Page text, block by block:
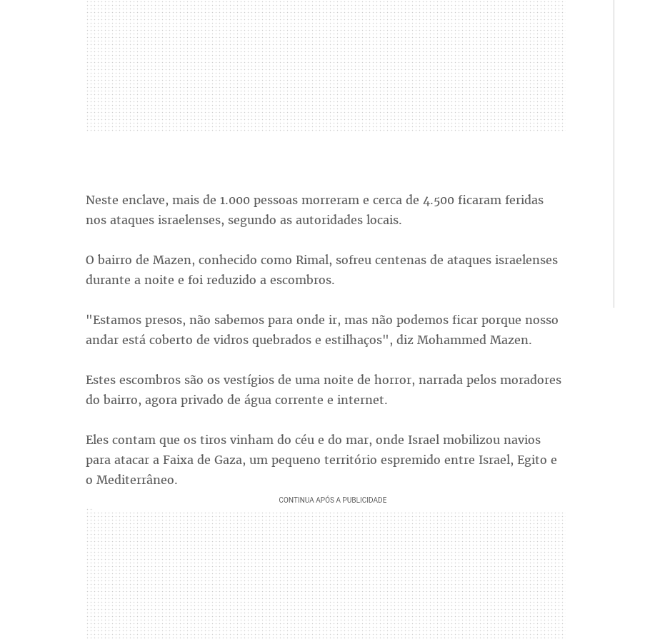
Neste enclave, mais de 1.000 pessoas morreram e cerca de 4.500 ficaram feridas
nos ataques israelenses, segundo as autoridades locais.
O bairro de Mazen, conhecido como Rimal, sofreu centenas de ataques israelenses
durante a noite e foi reduzido a escombros.
"Estamos presos, não sabemos para onde ir, mas não podemos ficar porque nosso
andar está coberto de vidros quebrados e estilhaços", diz Mohammed Mazen.
Estes escombros são os vestígios de uma noite de horror, narrada pelos moradores
do bairro, agora privado de água corrente e internet.
Eles contam que os tiros vinham do céu e do mar, onde Israel mobilizou navios
para atacar a Faixa de Gaza, um pequeno território espremido entre Israel, Egito e
o Mediterrâneo.